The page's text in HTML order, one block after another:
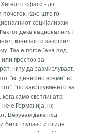
Хегел го сфати - до
почеток, како што го
социјализам
дека националниот
конечно ги завршил
Таа е погребана под
или простор за
ниту да размислуваат.
"во денешно време" во
"по завршувањето на
само светлината
е Германија, но
Верувам дека под
било глупаво и отиде